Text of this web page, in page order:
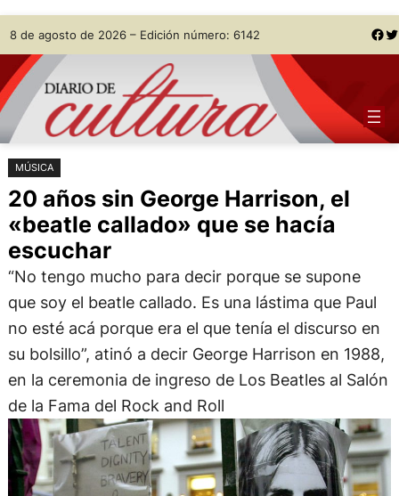
Saltar
al
contenido
Skip
to
content
8 de agosto de 2026 – Edición número: 6142 Facebook Twitter
MÚSICA
20 años sin George Harrison, el
«beatle callado» que se hacía
escuchar
“No tengo mucho para decir porque se supone
que soy el beatle callado. Es una lástima que Paul
no esté acá porque era el que tenía el discurso en
su bolsillo”, atinó a decir George Harrison en 1988,
en la ceremonia de ingreso de Los Beatles al Salón
de la Fama del Rock and Roll